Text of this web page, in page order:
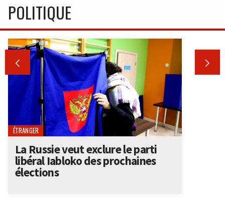
POLITIQUE
 
ÉTRANGER
La Russie veut exclure le parti
libéral Iabloko des prochaines
élections